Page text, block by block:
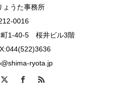
ょうた事務所
0016
町1-40-5 桜井ビル3階
ryota.jp